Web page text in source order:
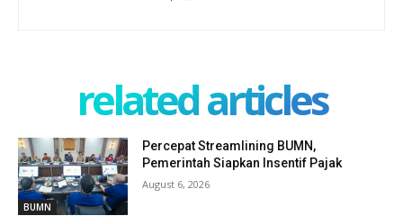
related articles
BUMN
Percepat Streamlining BUMN,
Pemerintah Siapkan Insentif Pajak
August 6, 2026